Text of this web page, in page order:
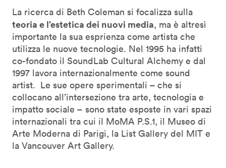
La ricerca di Beth Coleman si focalizza sulla
teoria e l’estetica dei nuovi media, ma è altresì
importante la sua esprienza come artista che
utilizza le nuove tecnologie. Nel 1995 ha infatti
co-fondato il SoundLab Cultural Alchemy e dal
1997 lavora internazionalmente come sound
artist. Le sue opere sperimentali – che si
collocano all’intersezione tra arte, tecnologia e
impatto sociale – sono state esposte in vari spazi
internazionali tra cui il MoMA P.S.1, il Museo di
Arte Moderna di Parigi, la List Gallery del MIT e
la Vancouver Art Gallery.